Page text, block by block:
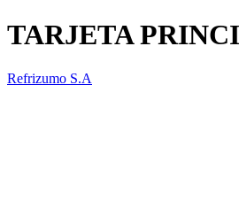
TARJETA
Refrizumo S.A